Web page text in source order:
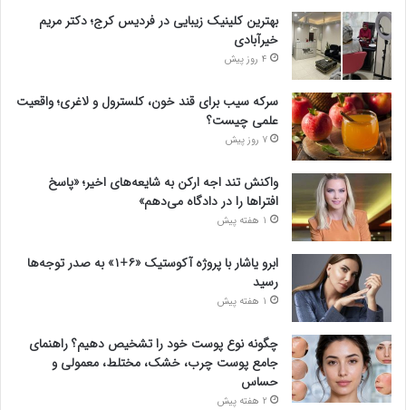
بهترین کلینیک زیبایی در فردیس کرج؛ دکتر مریم
خیرآبادی
4 روز پیش
سرکه سیب برای قند خون، کلسترول و لاغری؛ واقعیت
علمی چیست؟
7 روز پیش
واکنش تند اجه ارکن به شایعه‌های اخیر؛ «پاسخ
افتراها را در دادگاه می‌دهم»
1 هفته پیش
ابرو یاشار با پروژه آکوستیک «۶+۱» به صدر توجه‌ها
رسید
1 هفته پیش
چگونه نوع پوست خود را تشخیص دهیم؟ راهنمای
جامع پوست چرب، خشک، مختلط، معمولی و
حساس
2 هفته پیش